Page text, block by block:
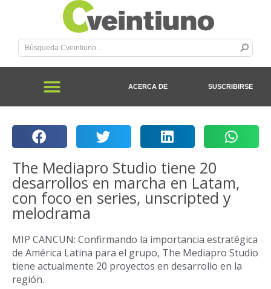
ACERCA DE SUSCRIBIRSE
The Mediapro Studio tiene 20
desarrollos en marcha en Latam,
con foco en series, unscripted y
melodrama
MIP CANCUN: Confirmando la importancia estratégica
de América Latina para el grupo, The Mediapro Studio
tiene actualmente 20 proyectos en desarrollo en la
región.